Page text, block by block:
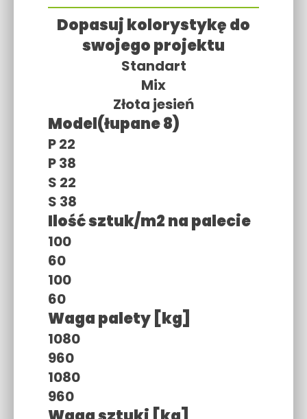
Dopasuj kolorystykę do
swojego projektu
Standart
Mix
Złota jesień
Model(łupane 8)
P 22
P 38
S 22
S 38
Ilość sztuk/m2 na palecie
100
60
100
60
Waga palety [kg]
1080
960
1080
960